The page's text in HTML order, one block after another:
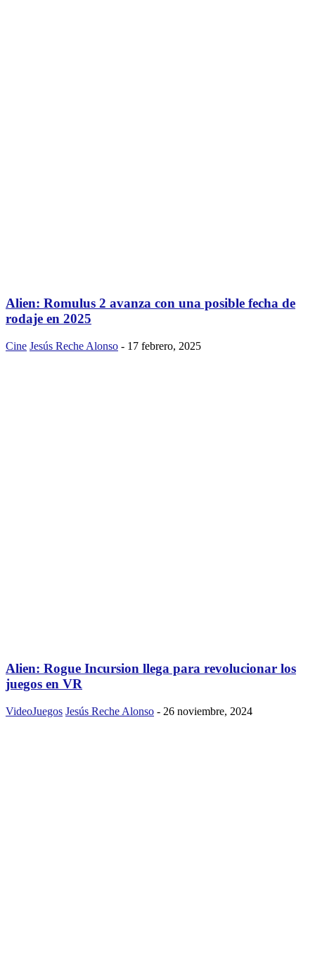
Alien: Romulus 2 avanza con una posible fecha de
rodaje en 2025
Cine Jesús Reche Alonso - 17 febrero, 2025
Alien: Rogue Incursion llega para revolucionar los
juegos en VR
VideoJuegos Jesús Reche Alonso - 26 noviembre, 2024